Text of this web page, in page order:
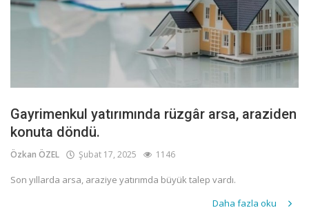
Gayrimenkul yatırımında rüzgâr arsa, araziden
konuta döndü.
Özkan ÖZEL Şubat 17, 2025 1146
Son yıllarda arsa, araziye yatırımda büyük talep vardı.
Daha fazla oku